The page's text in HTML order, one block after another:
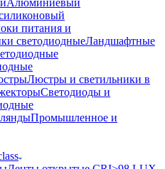
питания и
светодиодныеЛандшафтные
Люстры и светильники в
Светодиоды и
Промышленное и